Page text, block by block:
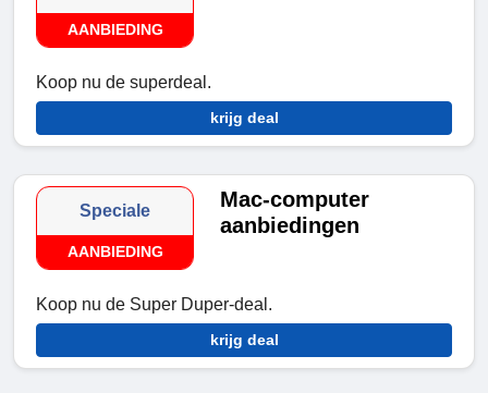
AANBIEDING
Koop nu de superdeal.
krijg deal
Speciale
AANBIEDING
Mac-computer
aanbiedingen
Koop nu de Super Duper-deal.
krijg deal